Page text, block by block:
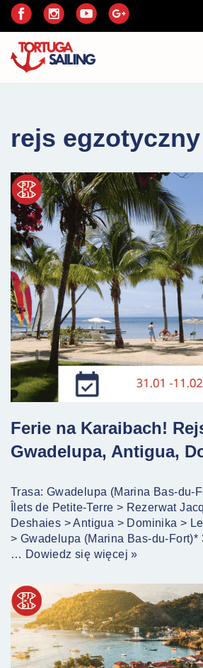
do
treści
rejs egzotyczny
Ferie na Karaibach!
Gwadelupa, Antigua,
Trasa: Gwadelupa (Marina Bas-du-
Îlets de Petite-Terre > Rezerwat
Deshaies > Antigua > Dominika >
> Gwadelupa (Marina Bas-du-Fort)*
… Dowiedz się więcej »